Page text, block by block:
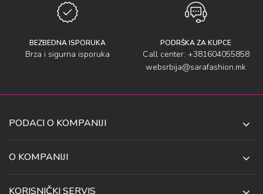
BEZBEDNA ISPORUKA
Brza i sigurna isporuka
PODRŠKA ZA KUPCE
Call center: +381604055858
websrbija@sarafashion.mk
PODACI O KOMPANIJI
UL. ANETE ANDREJEVIĆ 13
O KOMPANIJI
KORISNIČKI SERVIS